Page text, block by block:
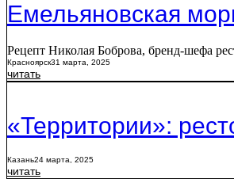
Емельяновская
Рецепт Николая Боброва, бренд-шефа
Красноярск31 марта, 2025
читать
«Территории»:
Казань24 марта, 2025
читать